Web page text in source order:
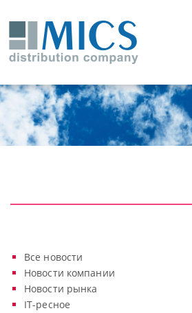
Все новости
Новости компании
Новости рынка
IT-ресное